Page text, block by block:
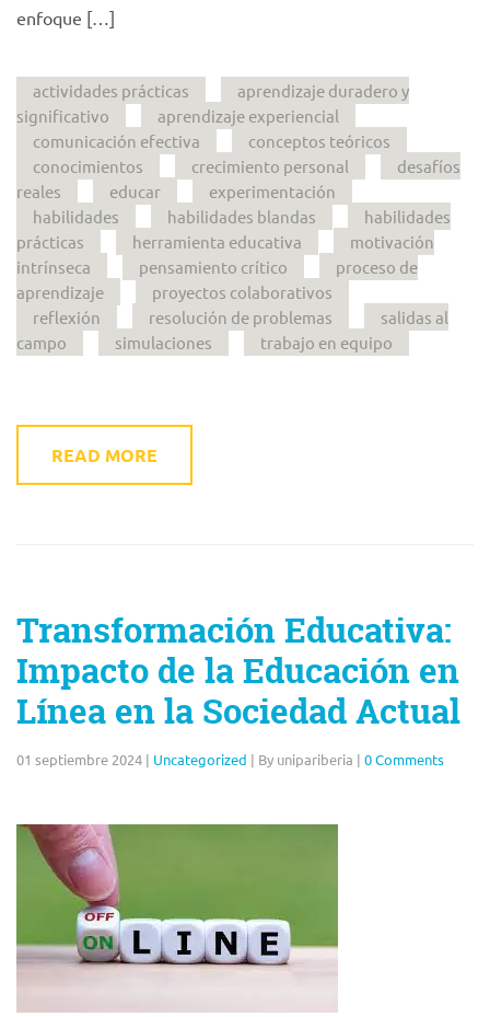
enfoque […]
actividades prácticas
aprendizaje duradero y
significativo
aprendizaje experiencial
comunicación efectiva
conceptos teóricos
conocimientos
crecimiento personal
desafíos
reales
educar
experimentación
habilidades
habilidades blandas
habilidades
prácticas
herramienta educativa
motivación
intrínseca
pensamiento crítico
proceso de
aprendizaje
proyectos colaborativos
reflexión
resolución de problemas
salidas al
campo
simulaciones trabajo en equipo
READ MORE
Transformación Educativa:
Impacto de la Educación en
Línea en la Sociedad Actual
01 septiembre 2024 | Uncategorized | By unipariberia | 0 Comments